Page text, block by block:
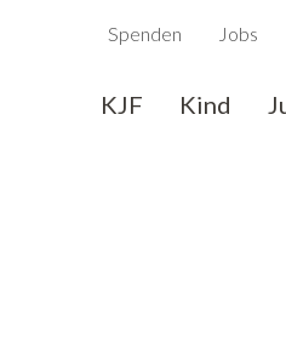
Spenden Jobs
KJF Kind